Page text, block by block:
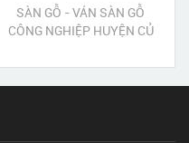
SÀN GỖ - VÁN SÀN GỖ
CÔNG NGHIỆP HUYỆN CỦ